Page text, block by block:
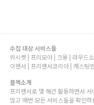
수집 대상 서비스들
위시켓 | 프리모아 | 크몽 | 라우드
이랜서 | 프리랜서코리아 | 캐스팅엔
플젝소개
프리랜서로 몇 해간 활동하면서
많고 매번 모든 서비스들을 확인